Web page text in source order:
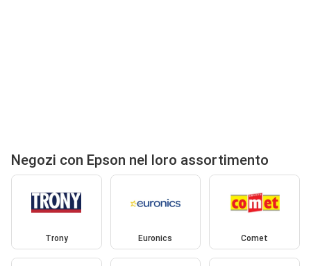
Negozi con Epson nel loro assortimento
Trony Euronics Comet